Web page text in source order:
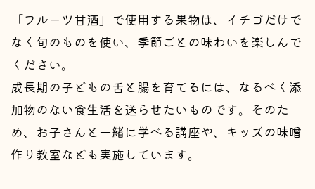
「フルーツ甘酒」で使用する果物は、イチゴだけで
なく旬のものを使い、季節ごとの味わいを楽しんで
ください。
成長期の子どもの舌と腸を育てるには、なるべく添
加物のない食生活を送らせたいものです。そのた
め、お子さんと一緒に学べる講座や、キッズの味噌
作り教室なども実施しています。